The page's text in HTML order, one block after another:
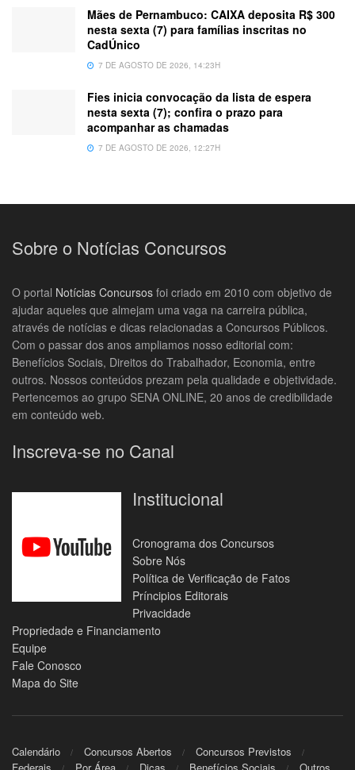
Mães de Pernambuco: CAIXA deposita R$ 300
nesta sexta (7) para famílias inscritas no
CadÚnico
7 DE AGOSTO DE 2026, 14:23H
Fies inicia convocação da lista de espera
nesta sexta (7); confira o prazo para
acompanhar as chamadas
7 DE AGOSTO DE 2026, 12:27H
Sobre o Notícias Concursos
O portal Notícias Concursos foi criado em 2010 com objetivo de
ajudar aqueles que almejam uma vaga na carreira pública,
através de notícias e dicas relacionadas a Concursos Públicos.
Com o passar dos anos ampliamos nosso editorial com:
Benefícios Sociais, Direitos do Trabalhador, Economia, entre
outros. Nossos conteúdos prezam pela qualidade e objetividade.
Pertencemos ao grupo SENA ONLINE, 20 anos de credibilidade
em conteúdo web.
Inscreva-se no Canal
Institucional
Cronograma dos Concursos
Sobre Nós
Política de Verificação de Fatos
Príncipios Editorais
Privacidade
Propriedade e Financiamento
Equipe
Fale Conosco
Mapa do Site
Calendário Concursos Abertos
Concursos Previstos